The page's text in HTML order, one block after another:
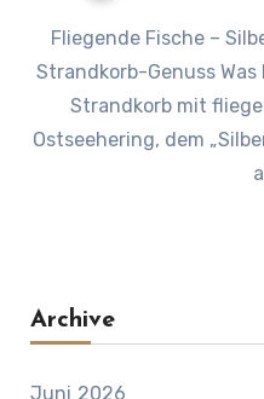
Fliegende Fische – Silber des Meeres, Fische und
Strandkorb-Genuss
Strandkorb mit
Ostseehering, dem
Archive
Juni 2026